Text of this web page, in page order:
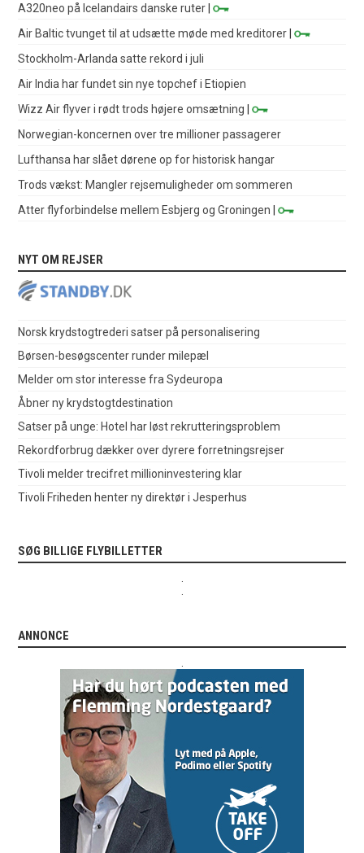
A320neo på Icelandairs danske ruter |
Air Baltic tvunget til at udsætte møde med kreditorer |
Stockholm-Arlanda satte rekord i juli
Air India har fundet sin nye topchef i Etiopien
Wizz Air flyver i rødt trods højere omsætning |
Norwegian-koncernen over tre millioner passagerer
Lufthansa har slået dørene op for historisk hangar
Trods vækst: Mangler rejsemuligheder om sommeren
Atter flyforbindelse mellem Esbjerg og Groningen |
NYT OM REJSER
Norsk krydstogtrederi satser på personalisering
Børsen-besøgscenter runder milepæl
Melder om stor interesse fra Sydeuropa
Åbner ny krydstogtdestination
Satser på unge: Hotel har løst rekrutteringsproblem
Rekordforbrug dækker over dyrere forretningsrejser
Tivoli melder trecifret millioninvestering klar
Tivoli Friheden henter ny direktør i Jesperhus
SØG BILLIGE FLYBILLETTER
ANNONCE